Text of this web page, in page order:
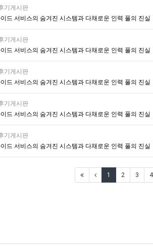
기게시판
드 서비스의 숨겨진 시스템과 다채로운 인력 풀의 진실
기게시판
드 서비스의 숨겨진 시스템과 다채로운 인력 풀의 진실
기게시판
드 서비스의 숨겨진 시스템과 다채로운 인력 풀의 진실
기게시판
드 서비스의 숨겨진 시스템과 다채로운 인력 풀의 진실
기게시판
드 서비스의 숨겨진 시스템과 다채로운 인력 풀의 진실
1 2 3 4